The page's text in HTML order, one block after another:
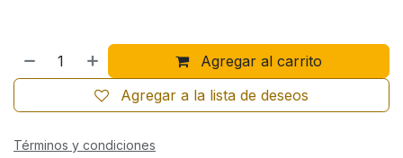
Agregar al carrito
Agregar a la lista de deseos
Términos y condiciones